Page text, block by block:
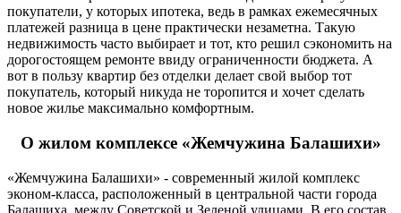
покупатели, у которых ипотека, ведь в рамках ежемесячных
платежей разница в цене практически незаметна. Такую
недвижимость часто выбирает и тот, кто решил сэкономить на
дорогостоящем ремонте ввиду ограниченности бюджета. А
вот в пользу квартир без отделки делает свой выбор тот
покупатель, который никуда не торопится и хочет сделать
новое жилье максимально комфортным.
О жилом комплексе «Жемчужина Балашихи»
«Жемчужина Балашихи» - современный жилой комплекс
эконом-класса, расположенный в центральной части города
Балашиха, между Советской и Зеленой улицами. В его состав